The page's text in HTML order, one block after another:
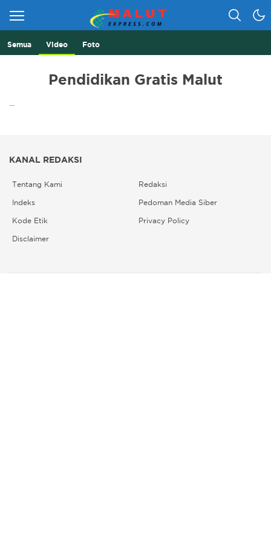
Malut Express
Berita Lebih Cepat
Semua Video Foto
Pendidikan Gratis Malut
KANAL REDAKSI
Tentang Kami Redaksi
Indeks Pedoman Media Siber
Kode Etik Privacy Policy
Disclaimer